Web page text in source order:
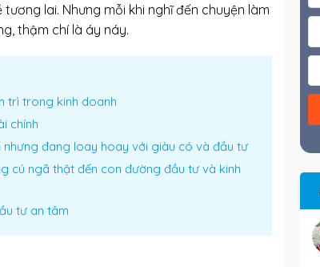
lai. Nhưng mỗi khi nghĩ đến chuyện làm
thậm chí là áy náy.
trì trong kinh doanh
chính
đang loay hoay với giàu có và đầu tư
cú ngã thật đến con đường đầu tư và kinh
tư an tâm